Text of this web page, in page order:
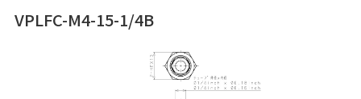
VPLFC-M4-15-1/4B